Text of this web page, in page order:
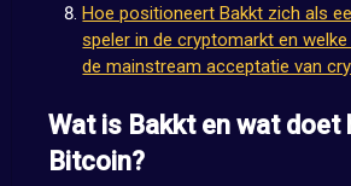
Hoe positioneert Bakkt zich als
speler in de cryptomarkt en
de mainstream acceptatie van
Wat is Bakkt en wat doet
Bitcoin?